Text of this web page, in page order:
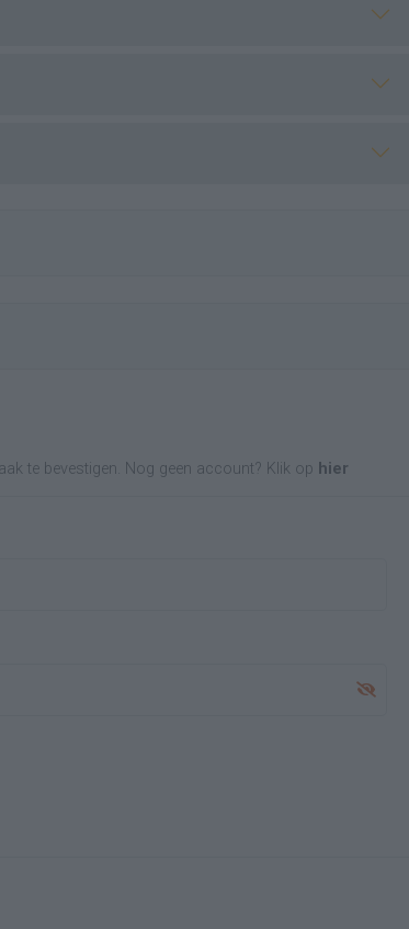
te bevestigen. Nog geen account? Klik op hier